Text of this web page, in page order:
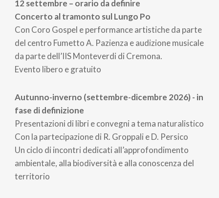
12 settembre – orario da definire
Concerto al tramonto sul Lungo Po
Con Coro Gospel e performance artistiche da parte
del centro Fumetto A. Pazienza e audizione musicale
da parte dell’IIS Monteverdi di Cremona.
Evento libero e gratuito
Autunno-inverno (settembre-dicembre 2026) - in
fase di definizione
Presentazioni di libri e convegni a tema naturalistico
Con la partecipazione di R. Groppali e D. Persico
Un ciclo di incontri dedicati all’approfondimento
ambientale, alla biodiversità e alla conoscenza del
territorio